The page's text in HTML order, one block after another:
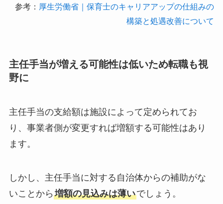
参考： 厚生労働省｜保育士のキャリアアップの仕組みの
構築と処遇改善について
主任手当が増える可能性は低いため転職も視
野に
主任手当の支給額は施設によって定められてお
り、事業者側が変更すれば増額する可能性はあり
ます。
しかし、主任手当に対する自治体からの補助がな
いことから 増額の見込みは薄いでしょう。